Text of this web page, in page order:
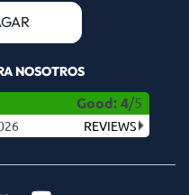
NOSOTROS
Good: 4/5
REVIEWS